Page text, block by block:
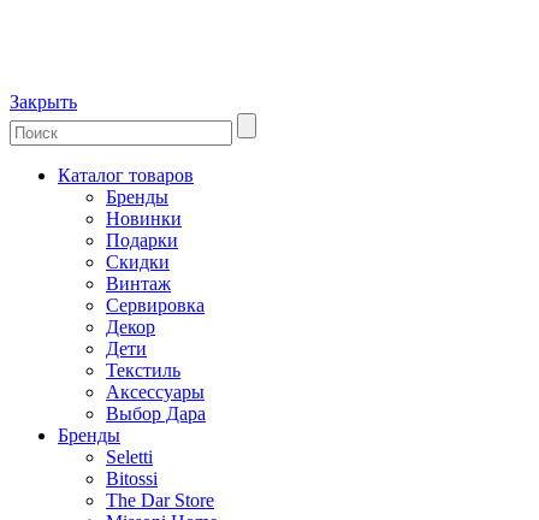
Закрыть
Каталог товаров
Бренды
Новинки
Подарки
Скидки
Винтаж
Сервировка
Декор
Дети
Текстиль
Аксессуары
Выбор Дара
Бренды
Seletti
Bitossi
The Dar Store